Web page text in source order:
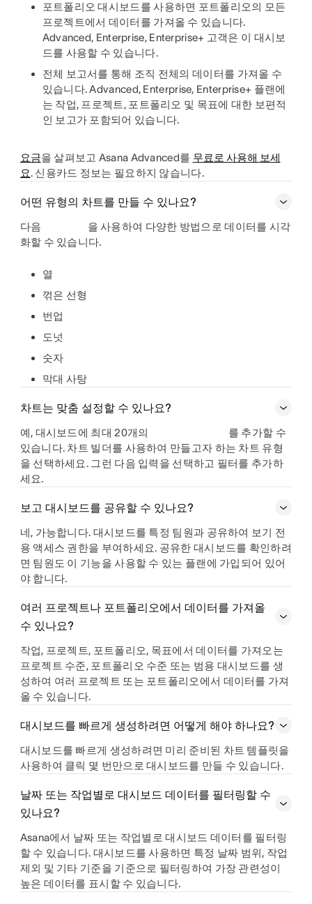
포트폴리오 대시보드를 사용하면 포트폴리오의 모든
프로젝트에서 데이터를 가져올 수 있습니다.
Advanced, Enterprise, Enterprise+ 고객은 이 대시보
드를 사용할 수 있습니다.
전체 보고서를 통해 조직 전체의 데이터를 가져올 수
있습니다. Advanced, Enterprise, Enterprise+ 플랜에
는 작업, 프로젝트, 포트폴리오 및 목표에 대한 보편적
인 보고가 포함되어 있습니다.
요금을 살펴보고 Asana Advanced를 무료로 사용해 보세
요. 신용카드 정보는 필요하지 않습니다.
어떤 유형의 차트를 만들 수 있나요?
다음
을 사용하여 다양한 방법으로 데이터를 시각
화할 수 있습니다.
열
꺾은 선형
번업
도넛
숫자
막대 사탕
차트는 맞춤 설정할 수 있나요?
예, 대시보드에 최대 20개의
를 추가할 수
있습니다. 차트 빌더를 사용하여 만들고자 하는 차트 유형
을 선택하세요. 그런 다음 입력을 선택하고 필터를 추가하
세요.
보고 대시보드를 공유할 수 있나요?
네, 가능합니다. 대시보드를 특정 팀원과 공유하여 보기 전
용 액세스 권한을 부여하세요. 공유한 대시보드를 확인하려
면 팀원도 이 기능을 사용할 수 있는 플랜에 가입되어 있어
야 합니다.
여러 프로젝트나 포트폴리오에서 데이터를 가져올
수 있나요?
작업, 프로젝트, 포트폴리오, 목표에서 데이터를 가져오는
프로젝트 수준, 포트폴리오 수준 또는 범용 대시보드를 생
성하여 여러 프로젝트 또는 포트폴리오에서 데이터를 가져
올 수 있습니다.
대시보드를 빠르게 생성하려면 어떻게 해야 하나요?
대시보드를 빠르게 생성하려면 미리 준비된 차트 템플릿을
사용하여 클릭 몇 번만으로 대시보드를 만들 수 있습니다.
날짜 또는 작업별로 대시보드 데이터를 필터링할 수
있나요?
Asana에서 날짜 또는 작업별로 대시보드 데이터를 필터링
할 수 있습니다. 대시보드를 사용하면 특정 날짜 범위, 작업
제외 및 기타 기준을 기준으로 필터링하여 가장 관련성이
높은 데이터를 표시할 수 있습니다.